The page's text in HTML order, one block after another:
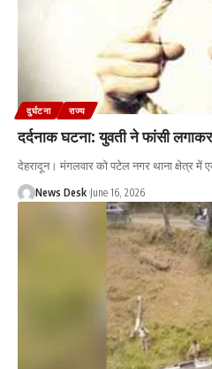
दुर्घटना राज्य
दर्दनाक घटना: युवती ने फांसी
देहरादून। मंगलवार को पटेल नगर थाना क्षेत्र
News Desk June 16, 2026